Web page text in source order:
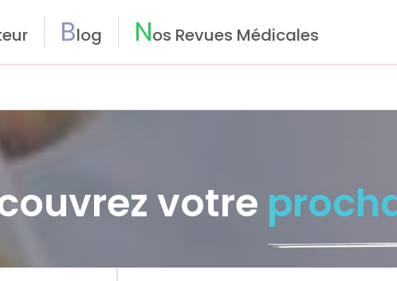
Blog Nos Revues Médicales
votre